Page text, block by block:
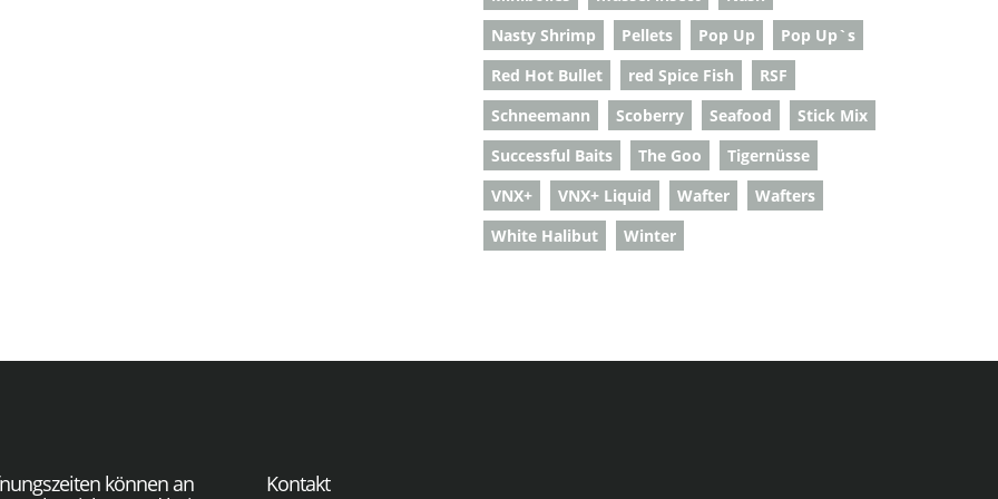
Nasty Shrimp
Pellets Pop Up
Pop Up`s
Red Hot Bullet
red Spice Fish
RSF
Schneemann
Scoberry Seafood
Stick Mix
Successful Baits
The Goo
Tigernüsse
VNX+
VNX+ Liquid Wafter
Wafters
White Halibut
Winter
können an
Kontakt